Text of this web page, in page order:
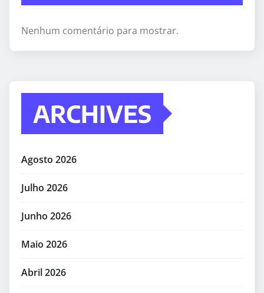
Nenhum comentário para mostrar.
ARCHIVES
Agosto 2026
Julho 2026
Junho 2026
Maio 2026
Abril 2026